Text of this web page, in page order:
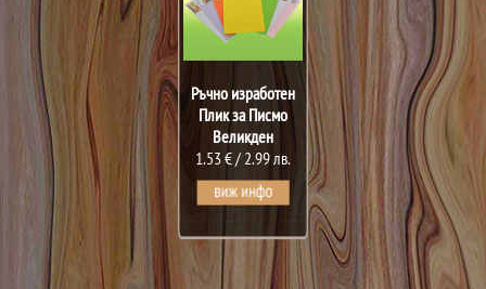
Ръчно изработен
Плик за Писмо
Великден
1.53 €/ 2.99 лв.